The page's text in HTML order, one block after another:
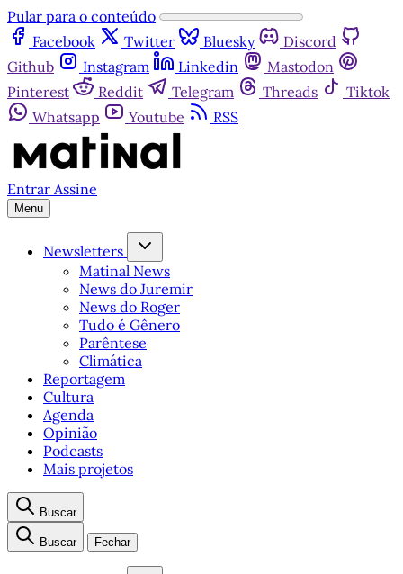
Pular para o conteúdo
Facebook
Twitter Bluesky
Discord
Github
Instagram Linkedin
Mastodon
Pinterest
Reddit Telegram Threads
Tiktok
Whatsapp
Youtube RSS
Entrar Assine
Menu
Newsletters
Matinal News
News do Juremir
News do Roger
Tudo é Gênero
Parêntese
Climática
Reportagem
Cultura
Agenda
Opinião
Podcasts
Mais projetos
Buscar
Buscar Fechar